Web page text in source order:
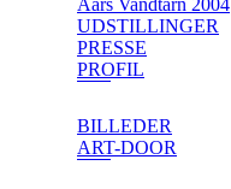
Aars Vandtårn 2004
UDSTILLINGER
PRESSE
PROFIL
BILLEDER
ART-DOOR